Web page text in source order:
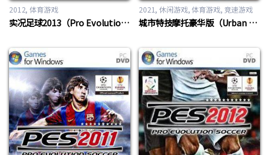
2012 体育游戏
实况足球2013（Pro Evolution Soccer 2013）
2021 休闲游戏,体育游戏, 竞速游戏
城市特技摩托豪华版（Urban Trial Tricky™ Deluxe Edition）